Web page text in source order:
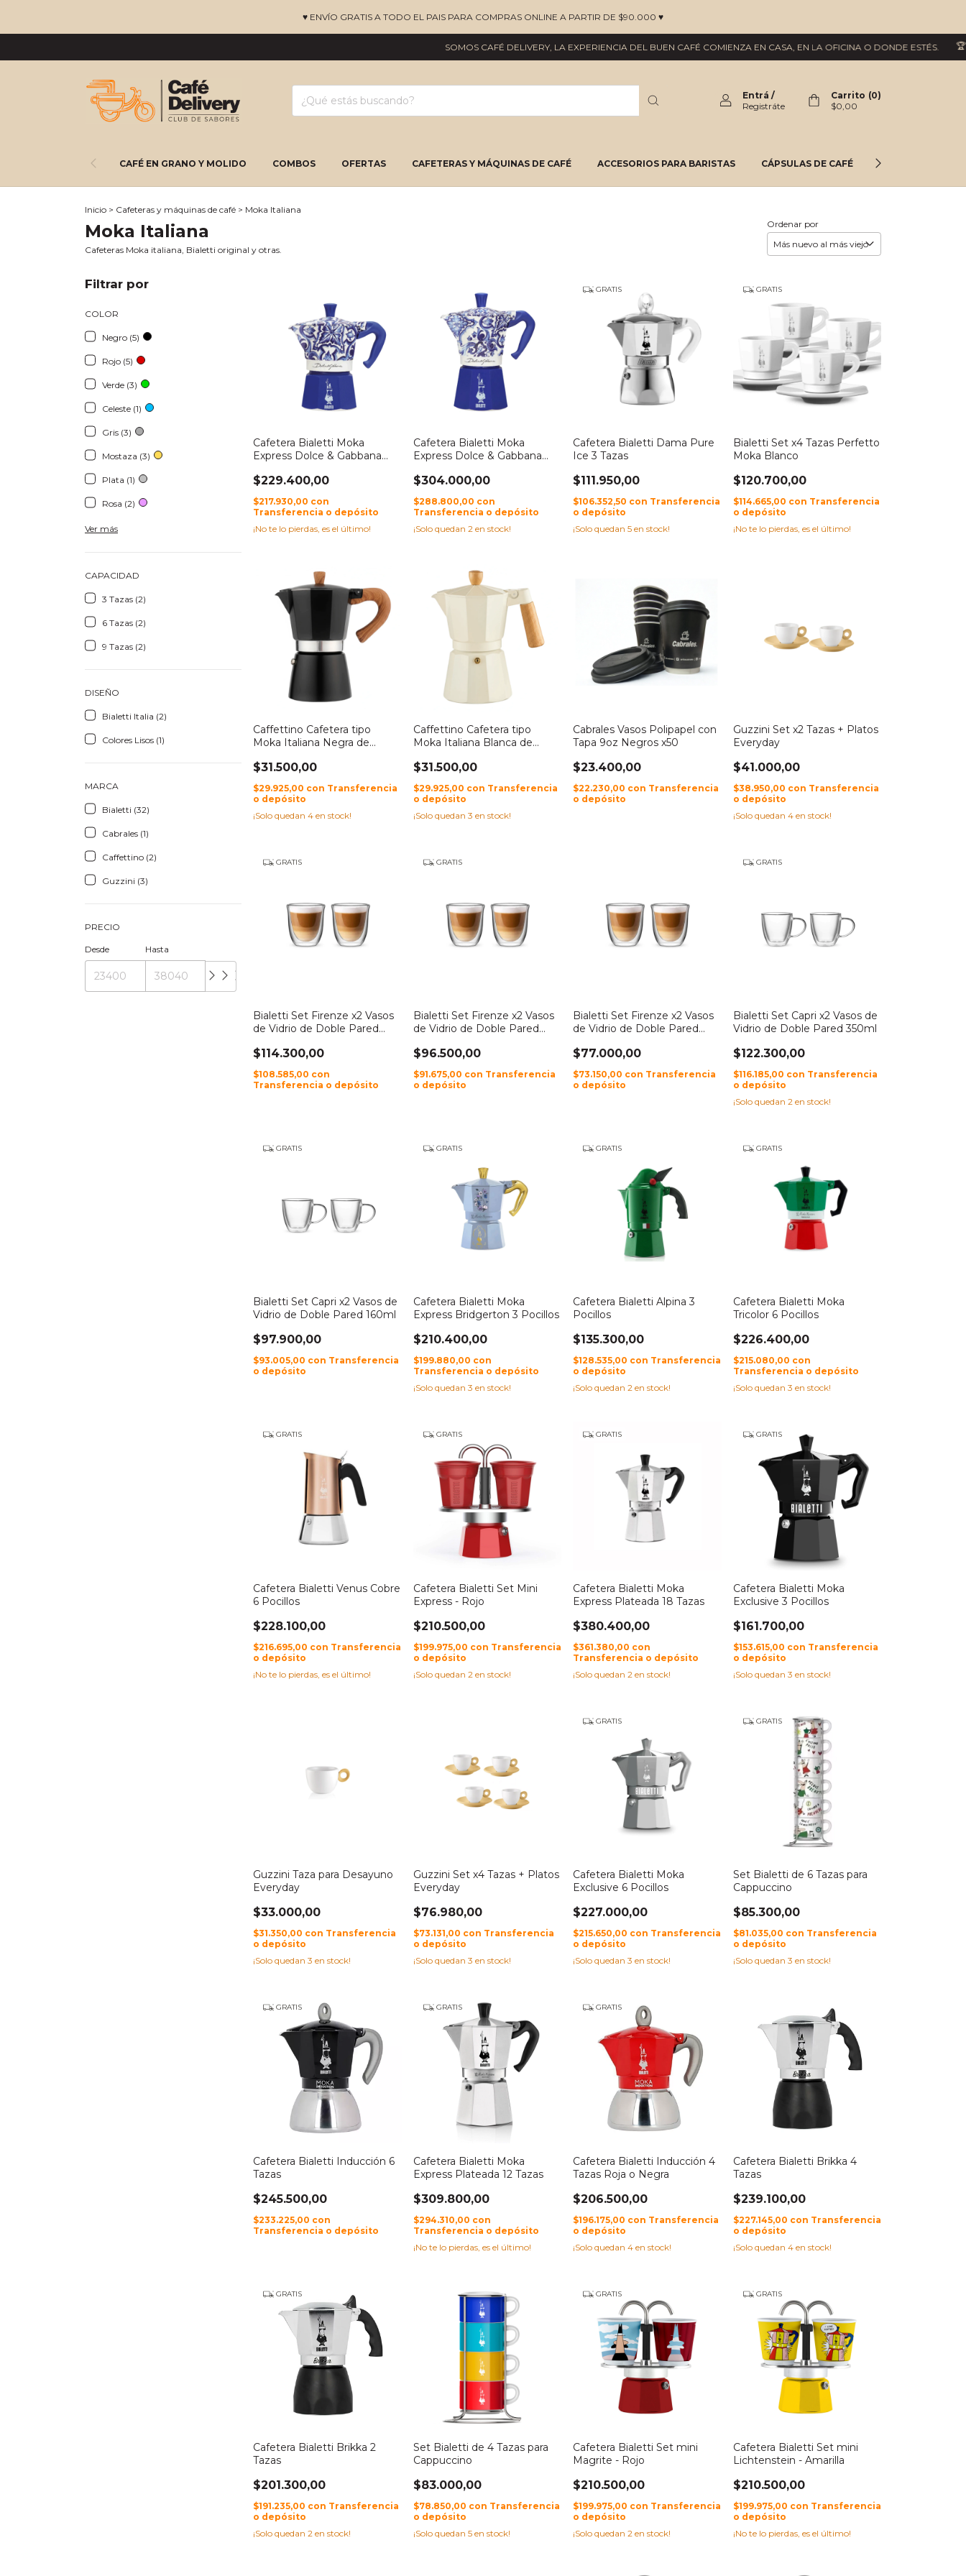
♥ ENVÍO GRATIS A TODO EL PAIS PARA COMPRAS ONLINE A PARTIR DE $90.000 ♥
SOMOS CAFÉ DELIVERY, LA EXPERIENCIA DEL BUEN CAFÉ COMIENZA EN CASA, EN LA OFICINA O DONDE ESTÉS. 🏆
Entrá /
Registráte
Carrito (0)
$0,00
CAFÉ EN GRANO Y MOLIDO COMBOS OFERTAS CAFETERAS Y MÁQUINAS DE CAFÉ ACCESORIOS PARA BARISTAS CÁPSULAS DE CAFÉ TÉS
Inicio > Cafeteras y máquinas de café > Moka Italiana
Moka Italiana
Cafeteras Moka italiana, Bialetti original y otras.
Ordenar por
Filtrar por
COLOR
Negro (5)
Rojo (5)
Verde (3)
Celeste (1)
Gris (3)
Mostaza (3)
Plata (1)
Rosa (2)
Ver más
CAPACIDAD
3 Tazas (2)
6 Tazas (2)
9 Tazas (2)
DISEÑO
Bialetti Italia (2)
Colores Lisos (1)
MARCA
Bialetti (32)
Cabrales (1)
Caffettino (2)
Guzzini (3)
PRECIO
Desde Hasta
Cafetera Bialetti Moka
Express Dolce & Gabbana
$229.400,00
$217.930,00 con
Transferencia o depósito
¡No te lo pierdas, es el último!
Cafetera Bialetti Moka
Express Dolce & Gabbana
$304.000,00
$288.800,00 con
Transferencia o depósito
¡Solo quedan 2en stock!
GRATIS
Cafetera Bialetti Dama Pure
Ice 3 Tazas
$111.950,00
$106.352,50 con Transferencia
o depósito
¡Solo quedan5 en stock!
GRATIS
Bialetti Set x4 Tazas Perfetto
Moka Blanco
$120.700,00
$114.665,00 con Transferencia
o depósito
¡No te lo pierdas, es el último!
Caffettino Cafetera tipo
Moka Italiana Negra de
$31.500,00
$29.925,00 con Transferencia
o depósito
¡Solo quedan4 en stock!
Caffettino Cafetera tipo
Moka Italiana Blanca de
$31.500,00
$29.925,00 con Transferencia
o depósito
¡Solo quedan 3 en stock!
Cabrales Vasos Polipapel con
Tapa 9oz Negros x50
$23.400,00
$22.230,00 con Transferencia
o depósito
Guzzini Set x2 Tazas + Platos
Everyday
$41.000,00
$38.950,00 con Transferencia
o depósito
¡Solo quedan 4en stock!
GRATIS
Bialetti Set Firenze x2 Vasos
de Vidrio de Doble Pared
$114.300,00
$108.585,00 con
Transferencia o depósito
GRATIS
Bialetti Set Firenze x2 Vasos
de Vidrio de Doble Pared
$96.500,00
$91.675,00 con Transferencia
o depósito
Bialetti Set Firenze x2 Vasos
de Vidrio de Doble Pared
$77.000,00
$73.150,00 con Transferencia
o depósito
GRATIS
Bialetti Set Capri x2 Vasos de
Vidrio de Doble Pared 350ml
$122.300,00
$116.185,00 con Transferencia
o depósito
¡Solo quedan 2en stock!
GRATIS
Bialetti Set Capri x2 Vasos de
Vidrio de Doble Pared 160ml
$97.900,00
$93.005,00 con Transferencia
o depósito
GRATIS
Cafetera Bialetti Moka
Express Bridgerton 3 Pocillos
$210.400,00
$199.880,00 con
Transferencia o depósito
¡Solo quedan 3 en stock!
GRATIS
Cafetera Bialetti Alpina 3
Pocillos
$135.300,00
$128.535,00 con Transferencia
o depósito
¡Solo quedan2 en stock!
GRATIS
Cafetera Bialetti Moka
Tricolor 6 Pocillos
$226.400,00
$215.080,00 con
Transferencia o depósito
¡Solo quedan 3 en stock!
GRATIS
Cafetera Bialetti Venus Cobre
6 Pocillos
$228.100,00
$216.695,00 con Transferencia
o depósito
¡No te lo pierdas, es el último!
GRATIS
Cafetera Bialetti Set Mini
Express - Rojo
$210.500,00
$199.975,00 con Transferencia
o depósito
¡Solo quedan 2 en stock!
GRATIS
Cafetera Bialetti Moka
Express Plateada 18 Tazas
$380.400,00
$361.380,00 con
Transferencia o depósito
¡Solo quedan2 en stock!
GRATIS
Cafetera Bialetti Moka
Exclusive 3 Pocillos
$161.700,00
$153.615,00 con Transferencia
o depósito
¡Solo quedan 3 en stock!
Guzzini Taza para Desayuno
Everyday
$33.000,00
$31.350,00 con Transferencia
o depósito
¡Solo quedan3 en stock!
Guzzini Set x4 Tazas + Platos
Everyday
$76.980,00
$73.131,00 con Transferencia
o depósito
¡Solo quedan 3 en stock!
GRATIS
Cafetera Bialetti Moka
Exclusive 6 Pocillos
$227.000,00
$215.650,00 con Transferencia
o depósito
¡Solo quedan3 en stock!
GRATIS
Set Bialetti de 6 Tazas para
Cappuccino
$85.300,00
$81.035,00 con Transferencia
o depósito
¡Solo quedan 3 en stock!
GRATIS
Cafetera Bialetti Inducción 6
Tazas
$245.500,00
$233.225,00 con
Transferencia o depósito
GRATIS
Cafetera Bialetti Moka
Express Plateada 12 Tazas
$309.800,00
$294.310,00 con
Transferencia o depósito
¡No te lo pierdas, es el último!
GRATIS
Cafetera Bialetti Inducción 4
Tazas Roja o Negra
$206.500,00
$196.175,00 con Transferencia
o depósito
¡Solo quedan4 en stock!
Cafetera Bialetti Brikka 4
Tazas
$239.100,00
$227.145,00 con Transferencia
o depósito
¡Solo quedan 4en stock!
GRATIS
Cafetera Bialetti Brikka 2
Tazas
$201.300,00
$191.235,00 con Transferencia
o depósito
¡Solo quedan2 en stock!
Set Bialetti de 4 Tazas para
Cappuccino
$83.000,00
$78.850,00 con Transferencia
o depósito
¡Solo quedan 5en stock!
GRATIS
Cafetera Bialetti Set mini
Magrite - Rojo
$210.500,00
$199.975,00 con Transferencia
o depósito
¡Solo quedan2 en stock!
GRATIS
Cafetera Bialetti Set mini
Lichtenstein - Amarilla
$210.500,00
$199.975,00 con Transferencia
o depósito
¡No te lo pierdas, es el último!